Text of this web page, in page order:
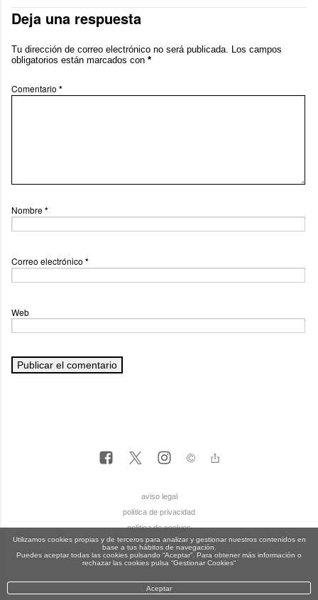
Deja una respuesta
Tu dirección de correo electrónico no será publicada. Los campos
obligatorios están marcados con *
Comentario *
Nombre*
Correo electrónico *
Web
aviso legal
política de privacidad
política de cookies
Utilizamos cookies propias y de terceros para analizar y gestionar nuestros contenidos en
base a tus hábitos de navegación.
Puedes aceptar todas las cookies pulsando “Aceptar”. Para obtener más información o
rechazar las cookies pulsa “Gestionar Cookies“
Aceptar